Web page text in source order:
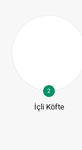
2
İçli Köfte